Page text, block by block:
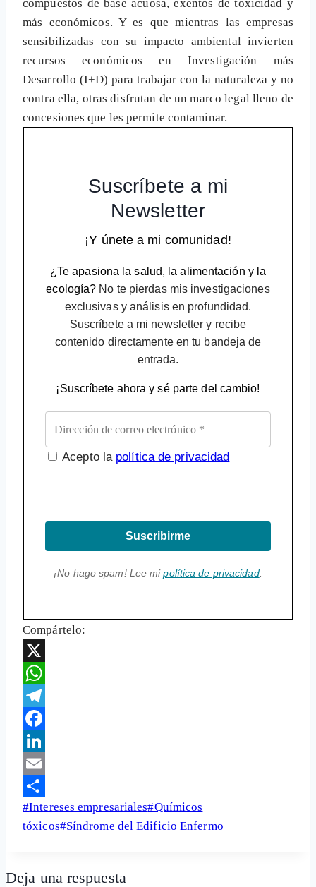
compuestos de base acuosa, exentos de toxicidad y
más económicos. Y es que mientras las empresas
sensibilizadas con su impacto ambiental invierten
recursos económicos en Investigación más
Desarrollo (I+D) para trabajar con la naturaleza y no
contra ella, otras disfrutan de un marco legal lleno de
concesiones que les permite contaminar.
Suscríbete a mi
Newsletter
¡Y únete a mi comunidad!
¿Te apasiona la salud, la alimentación y la
ecología? No te pierdas mis investigaciones
exclusivas y análisis en profundidad.
Suscríbete a mi newsletter y recibe
contenido directamente en tu bandeja de
entrada.
¡Suscríbete ahora y sé parte del cambio!
Acepto la política de privacidad
Suscribirme
¡No hago spam! Lee mipolítica de privacidad.
Compártelo:
X
WhatsApp
Telegram
Facebook
LinkedIn
Email
Share
Etiquetas
de
#Intereses empresariales#Químicos
tóxicos#Síndrome del Edificio Enfermo
Deja una respuesta